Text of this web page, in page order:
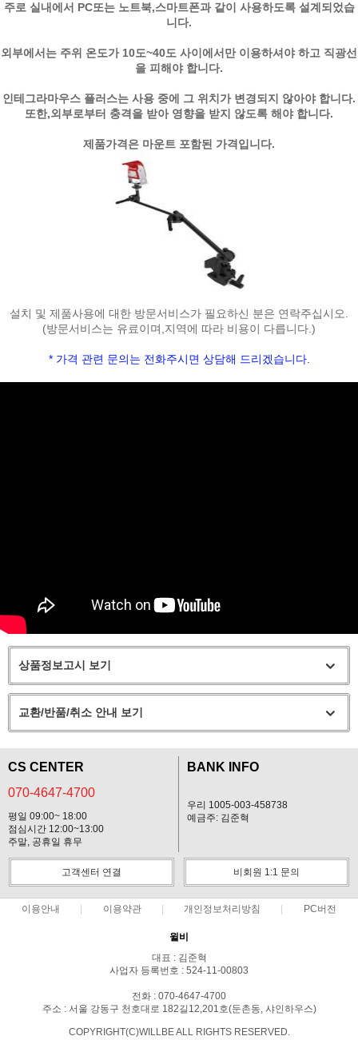
주로 실내에서 PC또는 노트북,스마트폰과 같이 사용하도록 설계되었습
니다.
외부에서는 주위 온도가 10도~40도 사이에서만 이용하셔야 하고 직광선
을 피해야 합니다.
인테그라마우스 플러스는 사용 중에 그 위치가 변경되지 않아야 합니다.
또한,외부로부터 충격을 받아 영향을 받지 않도록 해야 합니다.
제품가격은 마운트 포함된 가격입니다.
설치 및 제품사용에 대한 방문서비스가 필요하신 분은 연락주십시오.
(방문서비스는 유료이며,지역에 따라 비용이 다릅니다.)
* 가격 관련 문의는 전화주시면 상담해 드리겠습니다.
상품정보고시 보기
교환/반품/취소 안내 보기
CS CENTER
070-4647-4700
평일 09:00~ 18:00
점심시간 12:00~13:00
주말, 공휴일 휴무
BANK INFO
우리 1005-003-458738
예금주: 김준혁
고객센터 연결 비회원 1:1 문의
이용안내 이용약관 개인정보처리방침 PC버전
윌비
대표 : 김준혁
사업자 등록번호 : 524-11-00803
전화 : 070-4647-4700
주소 : 서울 강동구 천호대로 182길12,201호(둔촌동, 샤인하우스)
COPYRIGHT(C)WILLBE ALL RIGHTS RESERVED.